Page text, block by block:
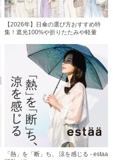
【2026年】日傘の選び方おすすめ特
集！遮光100%や折りたたみや軽量
「熱」を「断」ち、 涼を感じる - estaa